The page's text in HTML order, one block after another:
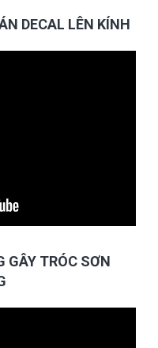
DECAL LÊN KÍNH
GÂY TRÓC SƠN